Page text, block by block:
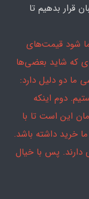
قرار بدهیم تا
شود قیمت‌های
که شاید بعضی‌ها
ما دو دلیل دارد:
دوم اینکه
این است تا با
خرید داشته باشد.
پس با خیال